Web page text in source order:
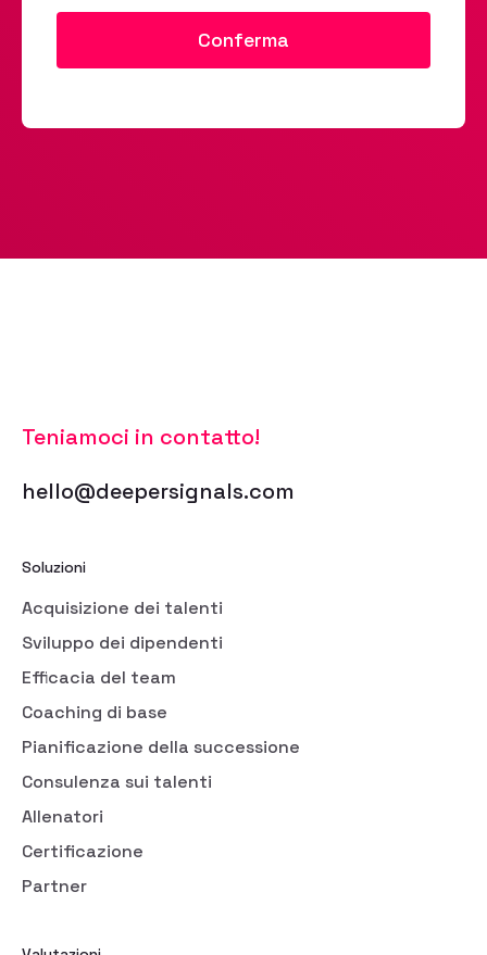
Teniamoci in contatto!
hello@deepersignals.com
Soluzioni
Acquisizione dei talenti
Sviluppo dei dipendenti
Efficacia del team
Coaching di base
Pianificazione della successione
Consulenza sui talenti
Allenatori
Certificazione
Partner